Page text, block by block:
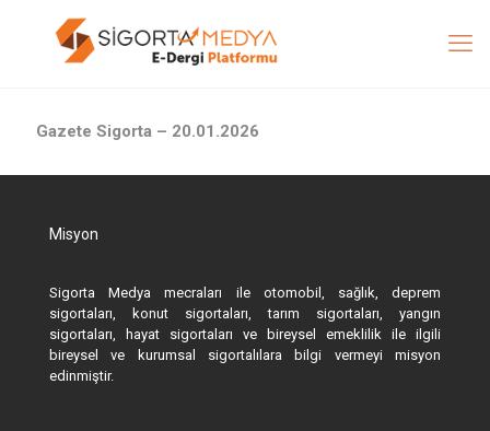
Gazete Sigorta – 20.01.2026
Misyon
Sigorta Medya mecraları ile otomobil, sağlık, deprem
sigortaları, konut sigortaları, tarım sigortaları, yangın
sigortaları, hayat sigortaları ve bireysel emeklilik ile ilgili
bireysel ve kurumsal sigortalılara bilgi vermeyi misyon
edinmiştir.